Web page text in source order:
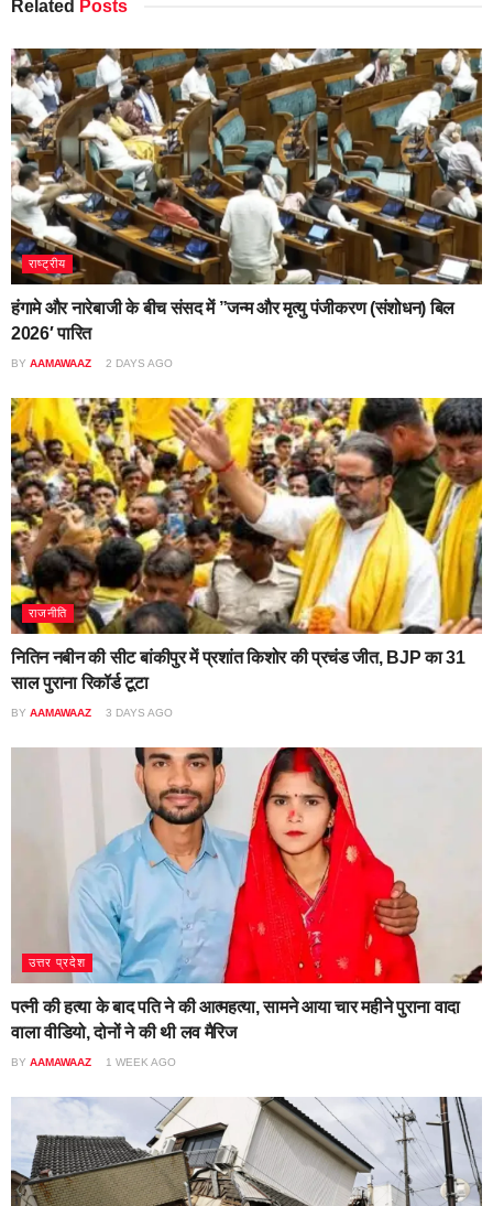
Related Posts
राष्ट्रीय
हंगामे और नारेबाजी के बीच संसद में ”जन्म और मृत्यु पंजीकरण (संशोधन) बिल
2026′ पारित
BY AAMAWAAZ 2 DAYS AGO
राजनीति
नितिन नबीन की सीट बांकीपुर में प्रशांत किशोर की प्रचंड जीत, BJP का 31
साल पुराना रिकॉर्ड टूटा
BY AAMAWAAZ 3 DAYS AGO
उत्तर प्रदेश
पत्नी की हत्या के बाद पति ने की आत्महत्या, सामने आया चार महीने पुराना वादा
वाला वीडियो, दोनों ने की थी लव मैरिज
BY AAMAWAAZ 1 WEEK AGO